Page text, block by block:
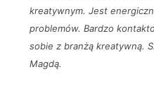
kreatywnym. Jest
problemów. Bardzo
sobie z branżą kreatywną.
Magdą.